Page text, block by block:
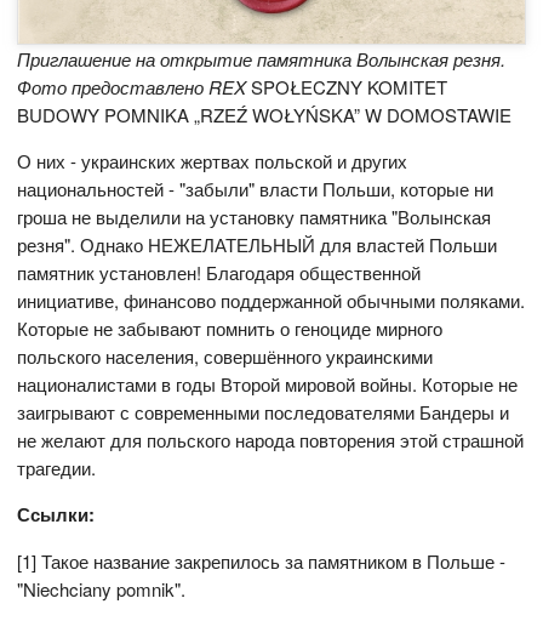
Приглашение на открытие памятника Волынская резня.
Фото предоставлено REXSPOŁECZNY KOMITET
BUDOWY POMNIKA „RZEŹ WOŁYŃSKA” W DOMOSTAWIE
О них - украинских жертвах польской и других
национальностей - "забыли" власти Польши, которые ни
гроша не выделили на установку памятника "Волынская
резня". Однако НЕЖЕЛАТЕЛЬНЫЙ для властей Польши
памятник установлен! Благодаря общественной
инициативе, финансово поддержанной обычными поляками.
Которые не забывают помнить о геноциде мирного
польского населения, совершённого украинскими
националистами в годы Второй мировой войны. Которые не
заигрывают с современными последователями Бандеры и
не желают для польского народа повторения этой страшной
трагедии.
Ссылки:
[1] Такое название закрепилось за памятником в Польше -
"Niechciany pomnik".